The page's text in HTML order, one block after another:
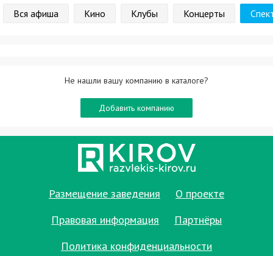
Вся афиша Кино Клубы Концерты
Не нашли вашу компанию в каталоге?
Добавить компанию
Размещение заведения
О проекте
Правовая информация
Партнёры
Политика конфиденциальности